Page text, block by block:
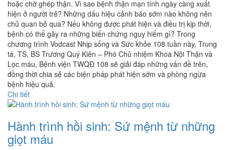
hoặc chờ ghép thận. Vì sao bệnh thận mạn tính ngày càng xuất
hiện ở người trẻ? Những dấu hiệu cảnh báo sớm nào không nên
chủ quan bỏ qua? Nếu không được phát hiện và điều trị kịp thời,
bệnh có thể gây ra những biến chứng nguy hiểm gì? Trong
chương trình Vodcast Nhịp sống và Sức khỏe 108 tuần này, Trung
tá, TS, BS Trương Quý Kiên – Phó Chủ nhiệm Khoa Nội Thận và
Lọc máu, Bệnh viện TWQĐ 108 sẽ giải đáp những vấn đề trên,
đồng thời chia sẻ các biện pháp phát hiện sớm và phòng ngừa
bệnh hiệu quả.
Chi tiết
Hành trình hồi sinh: Sứ mệnh từ những
giọt máu